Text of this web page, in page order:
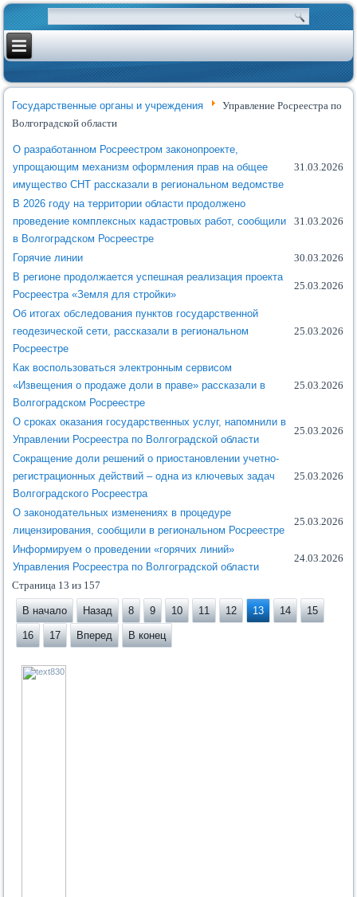
Государственные органы и учреждения
Управление Росреестра по
Волгоградской области
О разработанном Росреестром законопроекте,
упрощающим механизм оформления прав на общее
имущество СНТ рассказали в региональном ведомстве
31.03.2026
В 2026 году на территории области продолжено
проведение комплексных кадастровых работ, сообщили
в Волгоградском Росреестре
31.03.2026
Горячие линии
30.03.2026
В регионе продолжается успешная реализация проекта
Росреестра «Земля для стройки»
25.03.2026
Об итогах обследования пунктов государственной
геодезической сети, рассказали в региональном
Росреестре
25.03.2026
Как воспользоваться электронным сервисом
«Извещения о продаже доли в праве» рассказали в
Волгоградском Росреестре
25.03.2026
О сроках оказания государственных услуг, напомнили в
Управлении Росреестра по Волгоградской области
25.03.2026
Сокращение доли решений о приостановлении учетно-
регистрационных действий – одна из ключевых задач
Волгоградского Росреестра
25.03.2026
О законодательных изменениях в процедуре
лицензирования, сообщили в региональном Росреестре
25.03.2026
Информируем о проведении «горячих линий»
Управления Росреестра по Волгоградской области
24.03.2026
Страница 13 из 157
В начало Назад 8 9 10 11 12 13 14 15
16 17 Вперед В конец